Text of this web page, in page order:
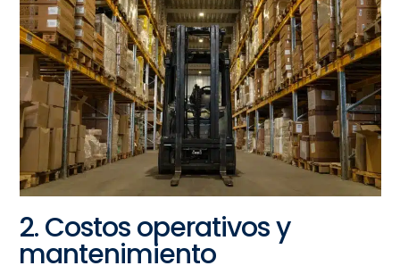
2. Costos operativos y
mantenimiento